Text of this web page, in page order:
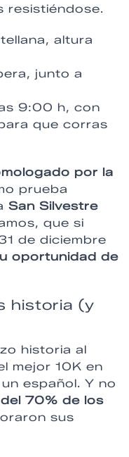
resistiéndose.
altura
junto a
9:00 h, con
que corras
por la
prueba
San Silvestre
que si
de diciembre
oportunidad de
historia (y
historia al
mejor 10K en
español. Y no
70% de los
sus